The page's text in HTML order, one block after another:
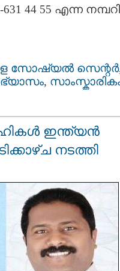
44 55 എന്ന
സോഷ്യല്‍ സെന്റര്‍
,
ഇന്ത്യന്‍
നടത്തി